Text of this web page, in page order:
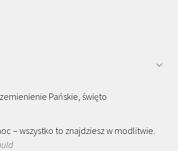
Pańskie, święto
– wszystko to znajdziesz w modlitwie.